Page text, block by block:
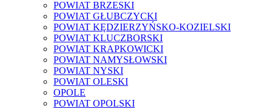
POWIAT BRZESKI
POWIAT GŁUBCZYCKI
POWIAT KĘDZIERZYŃSKO-KOZIELSKI
POWIAT KLUCZBORSKI
POWIAT KRAPKOWICKI
POWIAT NAMYSŁOWSKI
POWIAT NYSKI
POWIAT OLESKI
OPOLE
POWIAT OPOLSKI